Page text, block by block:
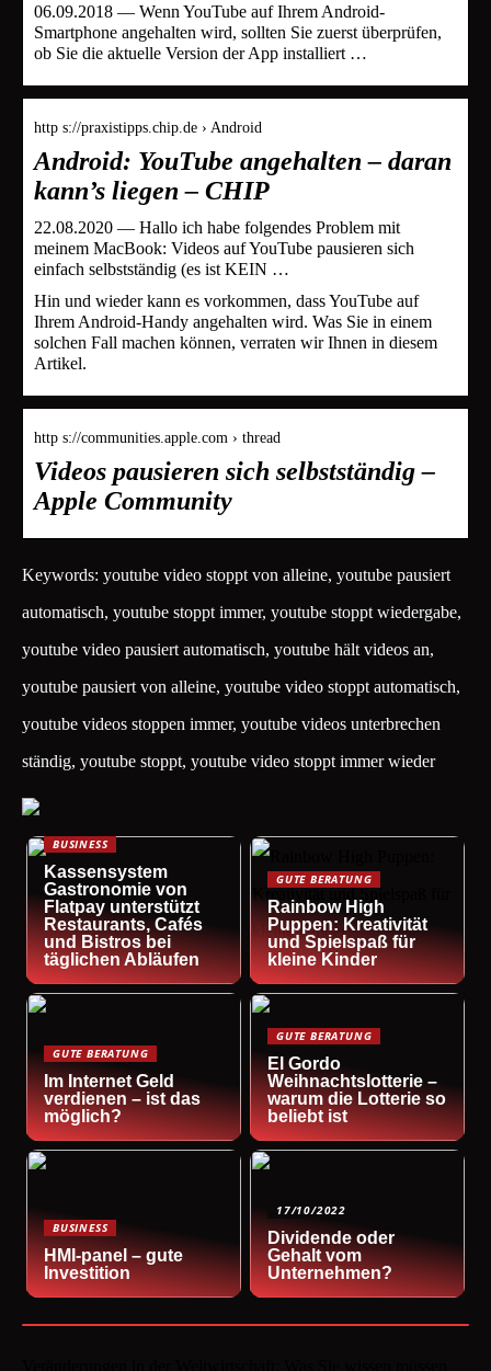
06.09.2018 — Wenn YouTube auf Ihrem Android-
Smartphone angehalten wird, sollten Sie zuerst überprüfen,
ob Sie die aktuelle Version der App installiert …
http s://praxistipps.chip.de › Android
Android: YouTube angehalten – daran
kann’s liegen – CHIP
22.08.2020 — Hallo ich habe folgendes Problem mit
meinem MacBook: Videos auf YouTube pausieren sich
einfach selbstständig (es ist KEIN …
Hin und wieder kann es vorkommen, dass YouTube auf
Ihrem Android-Handy angehalten wird. Was Sie in einem
solchen Fall machen können, verraten wir Ihnen in diesem
Artikel.
http s://communities.apple.com › thread
Videos pausieren sich selbstständig –
Apple Community
Keywords: youtube video stoppt von alleine, youtube pausiert
automatisch, youtube stoppt immer, youtube stoppt wiedergabe,
youtube video pausiert automatisch, youtube hält videos an,
youtube pausiert von alleine, youtube video stoppt automatisch,
youtube videos stoppen immer, youtube videos unterbrechen
ständig, youtube stoppt, youtube video stoppt immer wieder
BUSINESS
Kassensystem
Gastronomie von
Flatpay unterstützt
Restaurants, Cafés
und Bistros bei
täglichen Abläufen
GUTE BERATUNG
Rainbow High
Puppen: Kreativität
und Spielspaß für
kleine Kinder
GUTE BERATUNG
Im Internet Geld
verdienen – ist das
möglich?
GUTE BERATUNG
El Gordo
Weihnachtslotterie –
warum die Lotterie so
beliebt ist
BUSINESS
HMI-panel – gute
Investition
17/10/2022
Dividende oder
Gehalt vom
Unternehmen?